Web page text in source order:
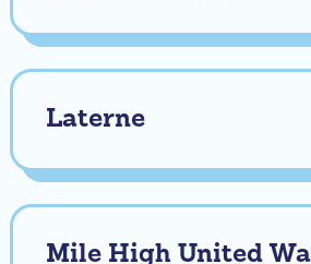
Laterne
Mile High United